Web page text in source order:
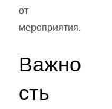
от
мероприятия.
Важно
сть